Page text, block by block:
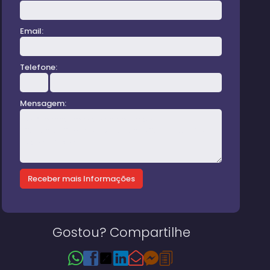
Email:
Telefone:
Mensagem:
Gostou? Compartilhe